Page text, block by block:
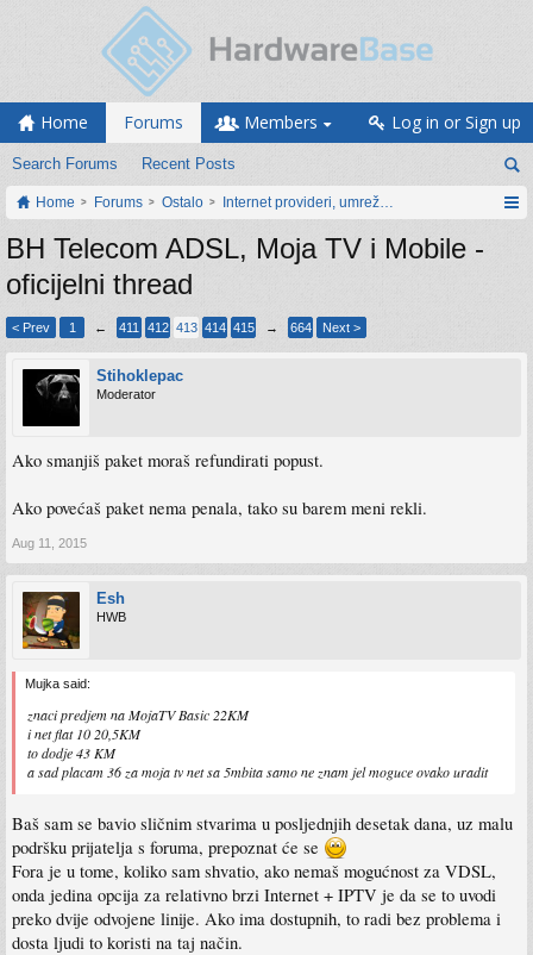
Home Forums
Search Forums Recent Posts
Members Log in or Sign up
Home Forums Ostalo Internet provideri, umrežavanje i web servisi
BH Telecom ADSL, Moja TV i Mobile -
oficijelni thread
< Prev 1 ← 411 412 413 414 415 → 664 Next >
Stihoklepac
Moderator
Ako smanjiš paket moraš refundirati popust.
Ako povećaš paket nema penala, tako su barem meni rekli.
Aug 11, 2015
Esh
HWB
Mujka said:
znaci predjem na MojaTV Basic 22KM
i net flat 10 20,5KM
to dodje 43 KM
a sad placam 36 za moja tv net sa 5mbita samo ne znam jel moguce ovako uradit
Baš sam se bavio sličnim stvarima u posljednjih desetak dana, uz malu
podršku prijatelja s foruma, prepoznat će se
Fora je u tome, koliko sam shvatio, ako nemaš mogućnost za VDSL,
onda jedina opcija za relativno brzi Internet + IPTV je da se to uvodi
preko dvije odvojene linije. Ako ima dostupnih, to radi bez problema i
dosta ljudi to koristi na taj način.